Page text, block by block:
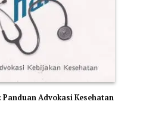
Panduan Advokasi Kesehatan